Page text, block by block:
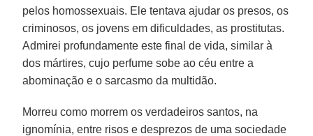
pelos homossexuais. Ele tentava ajudar os presos, os
criminosos, os jovens em dificuldades, as prostitutas.
Admirei profundamente este final de vida, similar à
dos mártires, cujo perfume sobe ao céu entre a
abominação e o sarcasmo da multidão.
Morreu como morrem os verdadeiros santos, na
ignomínia, entre risos e desprezos de uma sociedade